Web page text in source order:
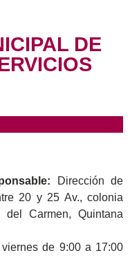
DE
Dirección de
20 y 25 Av., colonia
Carmen, Quintana
de 9:00 a 17:00